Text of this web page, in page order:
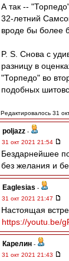
А так --
32-летний
вроде бы более
P. S. Снова с
разницу в
"Торпедо" во
подобных
Редактировалось 31
poljazz -
31 окт 2021 21:54
Бездарнейшее
без желания и
Eaglesias -
31 окт 2021 21:47
Настоящая
https://youtu.be/
Карелин -
31 окт 2021 21:43